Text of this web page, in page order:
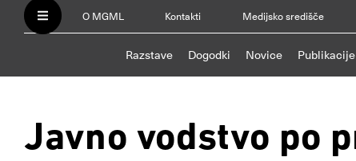
O MGML Kontakti Medijsko središče
Razstave Dogodki Novice Publikacije
Javno vodstvo po